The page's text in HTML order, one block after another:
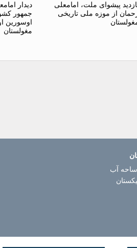
پیشوای ملت، امامعلی
از موزه ملی تاریخی
دیدار
جمهور
اوسورین
مغولستان
ساحه آب